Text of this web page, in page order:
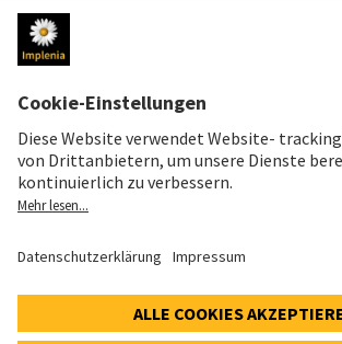
Cookie-Einstellungen
AKTIENKURS
SWX: Implenia AG
62,30 CHF
0,00 CHF (0,00%)